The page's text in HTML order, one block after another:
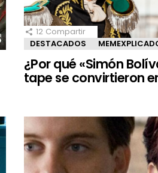
12 Compartir
DESTACADOS
¿Por qué «Simón
tape se convirtieron